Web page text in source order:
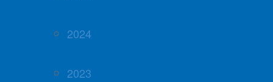
2024
2023